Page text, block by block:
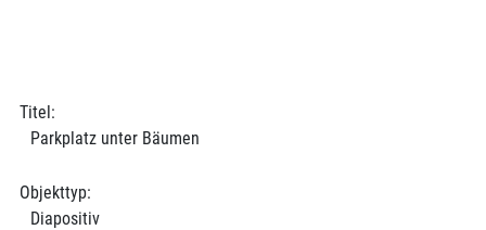
Titel:
Parkplatz unter Bäumen
Objekttyp:
Diapositiv